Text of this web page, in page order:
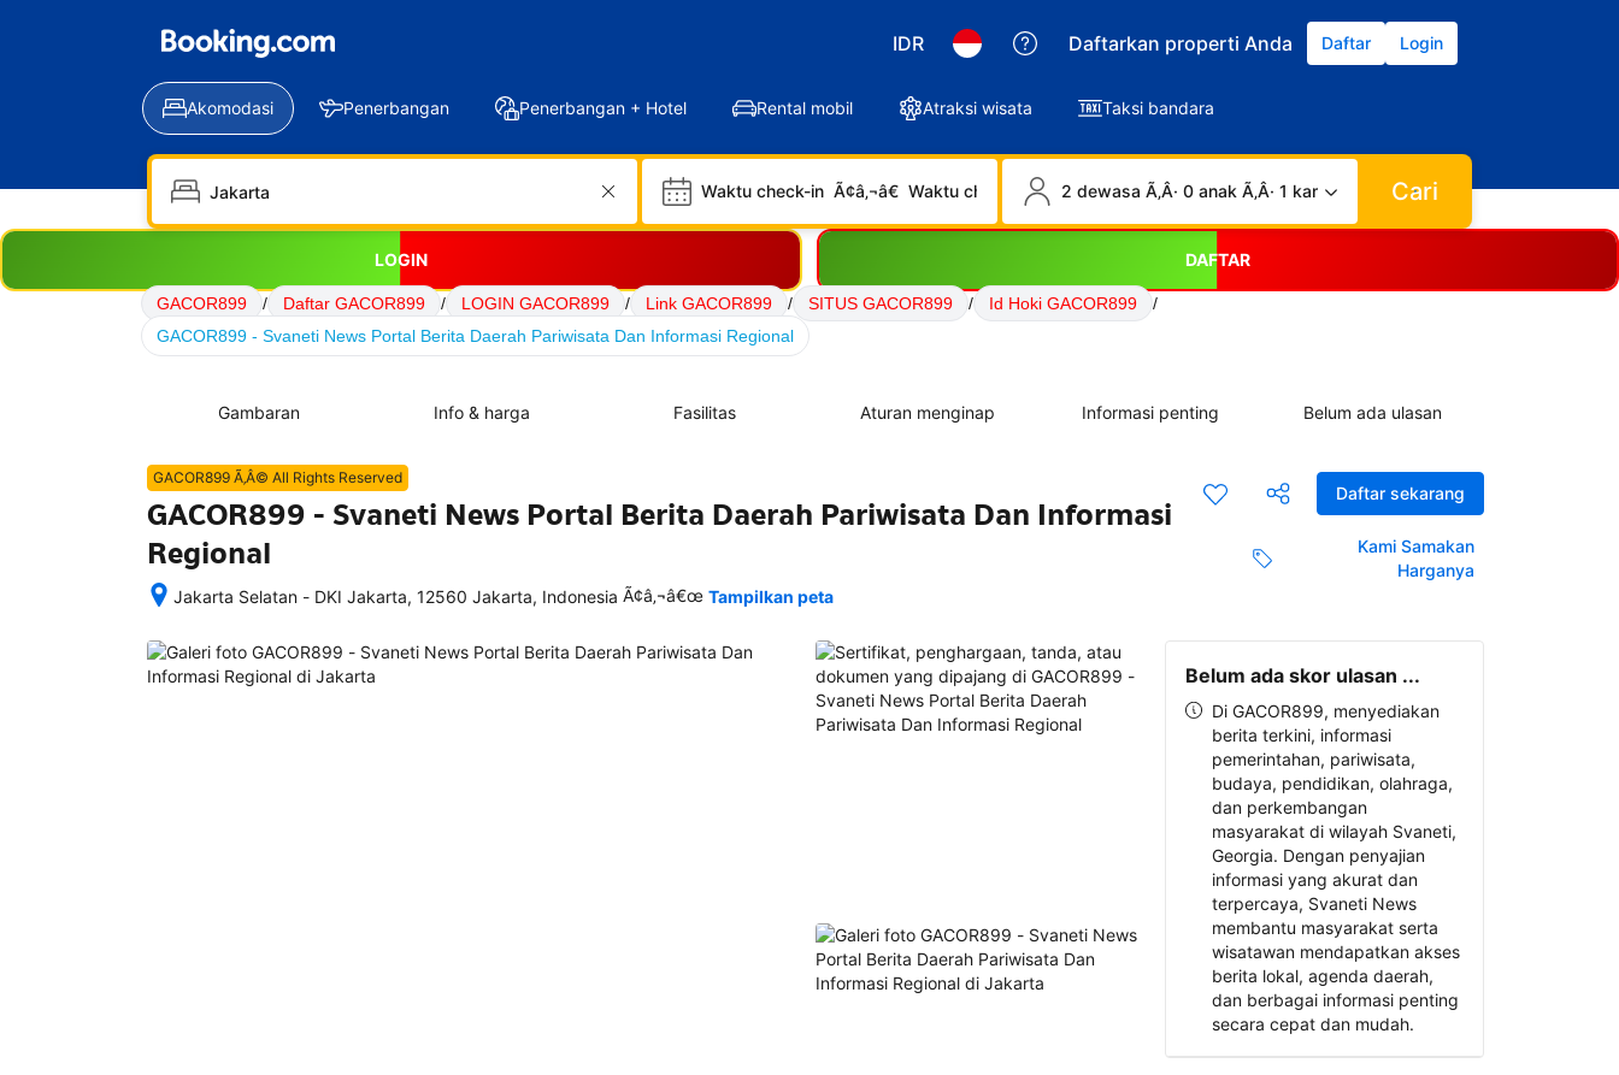
IDR Daftarkan properti Anda Daftar Login
Akomodasi Penerbangan Penerbangan + Hotel Rental mobil Atraksi wisata Taksi bandara
Waktu check-in Ã¢â‚¬â€ Waktu check-out 2 dewasa Ã‚Â· 0 anak Ã‚Â· 1 kamar Cari
LOGIN DAFTAR
GACOR899 / Daftar GACOR899 / LOGIN GACOR899 / Link GACOR899 / SITUS GACOR899 / Id Hoki GACOR899
/
GACOR899 - Svaneti News Portal Berita Daerah Pariwisata Dan Informasi Regional
Gambaran Info & harga Fasilitas Aturan menginap Informasi penting Belum ada ulasan
Daftar sekarang
Kami Samakan
Harganya
GACOR899 Ã‚Â© All Rights Reserved
GACOR899 - Svaneti News Portal Berita Daerah Pariwisata Dan Informasi
Regional
Jakarta Selatan - DKI Jakarta, 12560 Jakarta, Indonesia
memesan,
semua
Ã¢â‚¬â€œ Tampilkan peta
Belum ada skor ulasan ...
Di GACOR899, menyediakan
berita terkini, informasi
pemerintahan, pariwisata,
budaya, pendidikan, olahraga,
dan perkembangan
masyarakat di wilayah Svaneti,
Georgia. Dengan penyajian
informasi yang akurat dan
terpercaya, Svaneti News
membantu masyarakat serta
wisatawan mendapatkan akses
berita lokal, agenda daerah,
dan berbagai informasi penting
secara cepat dan mudah.